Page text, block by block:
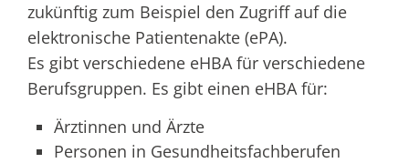
zukünftig zum Beispiel den Zugriff auf die
elektronische Patientenakte (ePA).
Es gibt verschiedene eHBA für verschiedene
Berufsgruppen. Es gibt einen eHBA für:
Ärztinnen und Ärzte
Personen in Gesundheitsfachberufen